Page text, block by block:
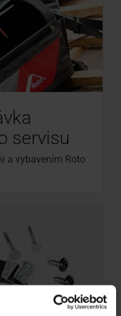
servisu
a vybavením Roto